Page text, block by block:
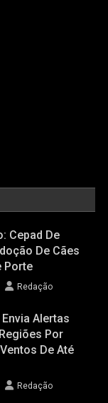
Cepad De
De Cães
Porte
Redação
Alertas
Por
De Até
Redação